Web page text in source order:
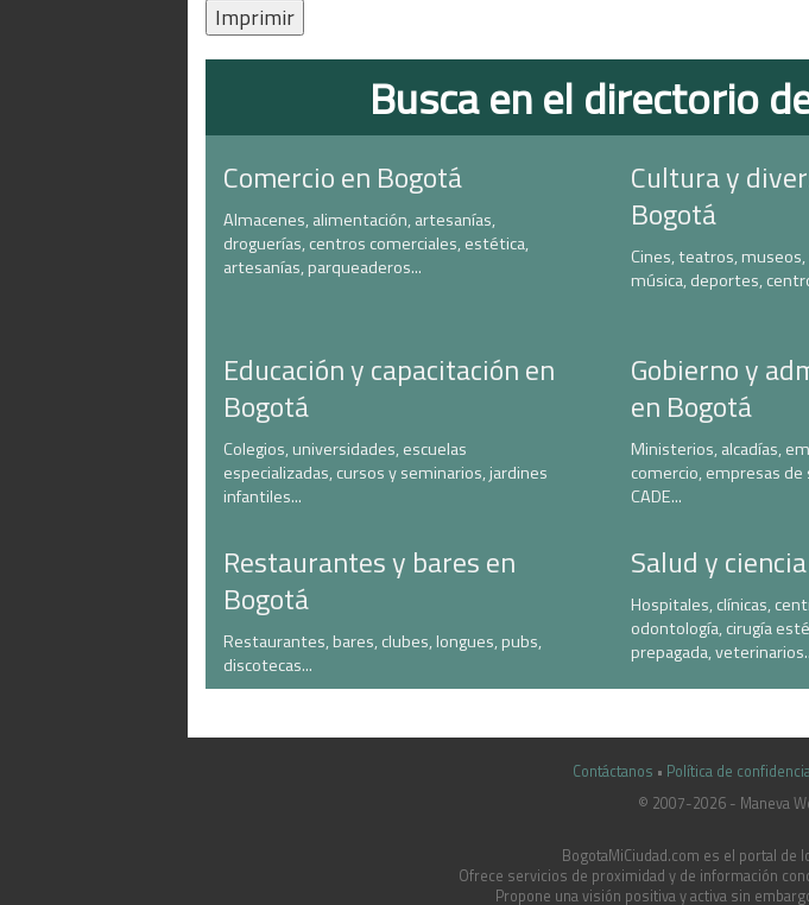
Imprimir
Busca en el directorio
Comercio en Bogotá
Almacenes, alimentación, artesanías,
droguerías, centros comerciales, estética,
artesanías, parqueaderos...
Cultura y
Bogotá
Cines, teatros,
música, deportes,
Educación y capacitación en
Bogotá
Colegios, universidades, escuelas
especializadas, cursos y seminarios, jardines
infantiles...
Gobierno y
en Bogotá
Ministerios, alcadías,
comercio, empresas de
CADE...
Restaurantes y bares en
Bogotá
Restaurantes, bares, clubes, longues, pubs,
discotecas...
Salud y
Hospitales, clínicas,
odontología, cirugía
prepagada,
Contáctanos • Política de
© 2007-2026 - Maneva
BogotaMiCiudad.com es el portal de
Ofrece servicios de proximidad y de información
Propone una visión positiva y activa sin